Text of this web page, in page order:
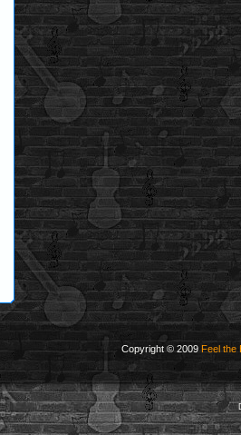
Copyright © 2009 Feel the